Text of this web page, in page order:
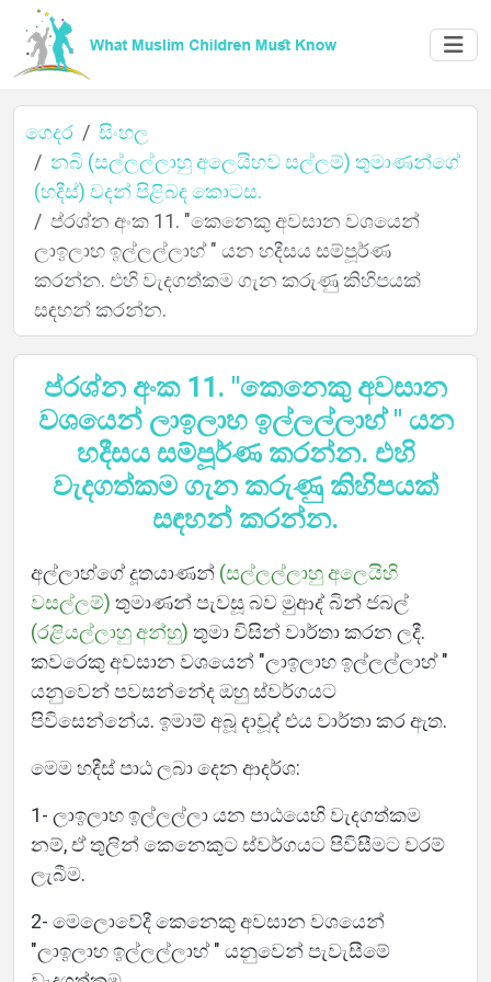
ගෙදර
ගැන
භාෂා
ගෙදර
සිංහල
නබි (සල්ලල්ලාහු අලෙයිහව සල්ලම්) තුමාණන්ගේ
(හදීස්) වදන් පිළිබඳ කොටස.
ප්රශ්න අංක 11. "කෙනෙකු අවසාන වශයෙන්
ලාඉලාහ ඉල්ලල්ලාහ් " යන හදීසය සම්පූර්ණ
කරන්න. එහි වැදගත්කම ගැන කරුණු කිහිපයක්
සඳහන් කරන්න.
ප්රශ්න අංක 11. "කෙනෙකු අවසාන
වශයෙන් ලාඉලාහ ඉල්ලල්ලාහ් " යන
හදීසය සම්පූර්ණ කරන්න. එහි
වැදගත්කම ගැන කරුණු කිහිපයක්
සඳහන් කරන්න.
අල්ලාහ්ගේ දූතයාණන් (සල්ලල්ලාහු අලෙයිහි
වසල්ලම්) තුමාණන් පැවසූ බව මුආද් බින් ජබල්
(රළියල්ලාහු අන්හු) තුමා විසින් වාර්තා කරන ලදී.
කවරෙකු අවසාන වශයෙන් "ලාඉලාහ ඉල්ලල්ලාහ් "
යනුවෙන් පවසන්නේද ඔහු ස්වර්ගයට
පිවිසෙන්නේය. ඉමාම් අබූ දාවූද් එය වාර්තා කර ඇත.
මෙම හදීස් පාඨ ලබා දෙන ආදර්ශ:
1- ලාඉලාහ ඉල්ලල්ලා යන පාඨයෙහි වැදගත්කම
නම්, ඒ තුලින් කෙනෙකුට ස්වර්ගයට පිවිසීමට වරම්
ලැබීම.
2- මෙලොවේදී කෙනෙකු අවසාන වශයෙන්
"ලාඉලාහ ඉල්ලල්ලාහ් " යනුවෙන් පැවැසීමේ